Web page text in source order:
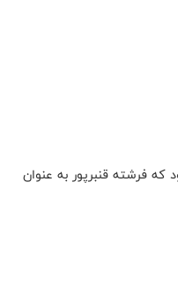
داور همراه بود که فرشته قنبرپور به عنوان